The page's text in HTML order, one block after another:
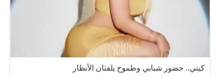
كيتي.. حضور شبابي وطموح يلفتان الأنظار